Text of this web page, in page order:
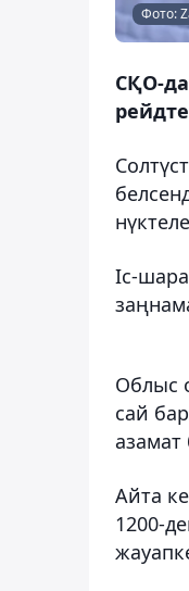
Фото:
СҚО-
Іс-
Облыс
сай
азамат
Айта
1200-